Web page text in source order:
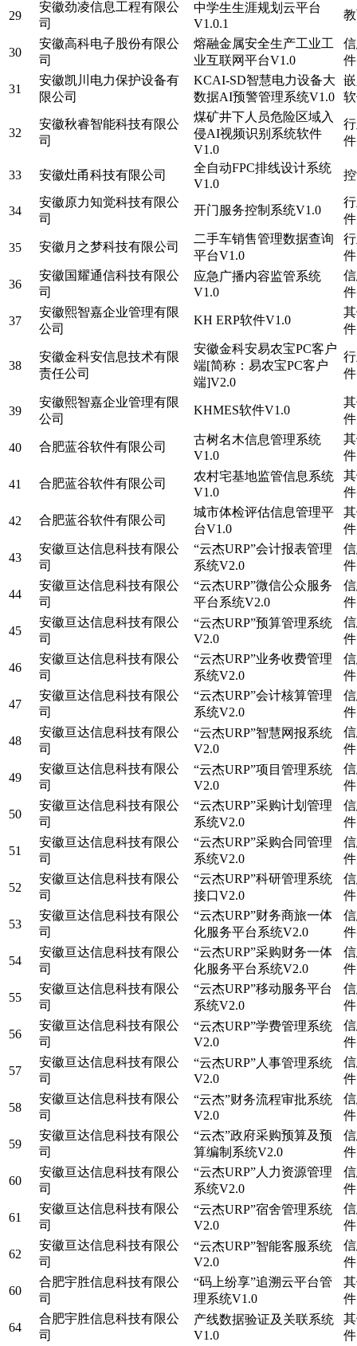
29
安徽劲凌信息工程有限公
司
中学生生涯规划云平台
V1.0.1
30
安徽高科电子股份有限公
司
熔融金属安全生产工业工
业互联网平台V1.0
件
31
安徽凯川电力保护设备有
限公司
KCAI-SD智慧电力设备大
数据AI预警管理系统V1.0
32
安徽秋睿智能科技有限公
司
煤矿井下人员危险区域入
侵AI视频识别系统软件
V1.0
件
33 安徽灶甬科技有限公司
全自动FPC排线设计系统
V1.0
34
安徽原力知觉科技有限公
司
开门服务控制系统V1.0
件
35 安徽月之梦科技有限公司
二手车销售管理数据查询
平台V1.0
件
36
安徽国耀通信科技有限公
司
应急广播内容监管系统
V1.0
件
37
安徽熙智嘉企业管理有限
公司
KH ERP软件V1.0
件
38
安徽金科安信息技术有限
责任公司
安徽金科安易农宝PC客户
端[简称：易农宝PC客户
端]V2.0
件
39
安徽熙智嘉企业管理有限
公司
KHMES软件V1.0
件
40 合肥蓝谷软件有限公司
古树名木信息管理系统
V1.0
件
41 合肥蓝谷软件有限公司
农村宅基地监管信息系统
V1.0
件
42 合肥蓝谷软件有限公司
城市体检评估信息管理平
台V1.0
件
43
安徽亘达信息科技有限公
司
“云杰URP”会计报表管理
系统V2.0
件
44
安徽亘达信息科技有限公
司
“云杰URP”微信公众服务
平台系统V2.0
件
45
安徽亘达信息科技有限公
司
“云杰URP”预算管理系统
V2.0
件
46
安徽亘达信息科技有限公
司
“云杰URP”业务收费管理
系统V2.0
件
47
安徽亘达信息科技有限公
司
“云杰URP”会计核算管理
系统V2.0
件
48
安徽亘达信息科技有限公
司
“云杰URP”智慧网报系统
V2.0
件
49
安徽亘达信息科技有限公
司
“云杰URP”项目管理系统
V2.0
件
50
安徽亘达信息科技有限公
司
“云杰URP”采购计划管理
系统V2.0
件
51
安徽亘达信息科技有限公
司
“云杰URP”采购合同管理
系统V2.0
件
52
安徽亘达信息科技有限公
司
“云杰URP”科研管理系统
接口V2.0
件
53
安徽亘达信息科技有限公
司
“云杰URP”财务商旅一体
化服务平台系统V2.0
件
54
安徽亘达信息科技有限公
司
“云杰URP”采购财务一体
化服务平台系统V2.0
件
55
安徽亘达信息科技有限公
司
“云杰URP”移动服务平台
系统V2.0
件
56
安徽亘达信息科技有限公
司
“云杰URP”学费管理系统
V2.0
件
57
安徽亘达信息科技有限公
司
“云杰URP”人事管理系统
V2.0
件
58
安徽亘达信息科技有限公
司
“云杰”财务流程审批系统
V2.0
件
59
安徽亘达信息科技有限公
司
“云杰”政府采购预算及预
算编制系统V2.0
件
60
安徽亘达信息科技有限公
司
“云杰URP”人力资源管理
系统V2.0
件
61
安徽亘达信息科技有限公
司
“云杰URP”宿舍管理系统
V2.0
件
62
安徽亘达信息科技有限公
司
“云杰URP”智能客服系统
V2.0
件
60
合肥宇胜信息科技有限公
司
“码上纷享”追溯云平台管
理系统V1.0
件
64
合肥宇胜信息科技有限公
司
产线数据验证及关联系统
V1.0
件